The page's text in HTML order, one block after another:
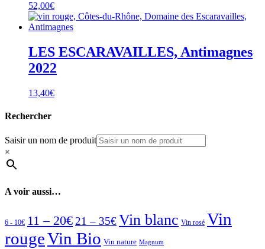
52,00€
LES ESCARAVAILLES, Antimagnes
2022
13,40€
Rechercher
Saisir un nom de produit
×
A voir aussi…
6 - 10€ 11 – 20€ 21 – 35€Vin blanc Vin rosé Vin
rougeVin Bio Vin nature Magnum